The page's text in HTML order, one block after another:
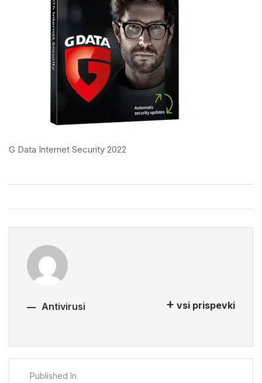
G Data Internet Security 2022
Antivirusi vsi prispevki
Published In